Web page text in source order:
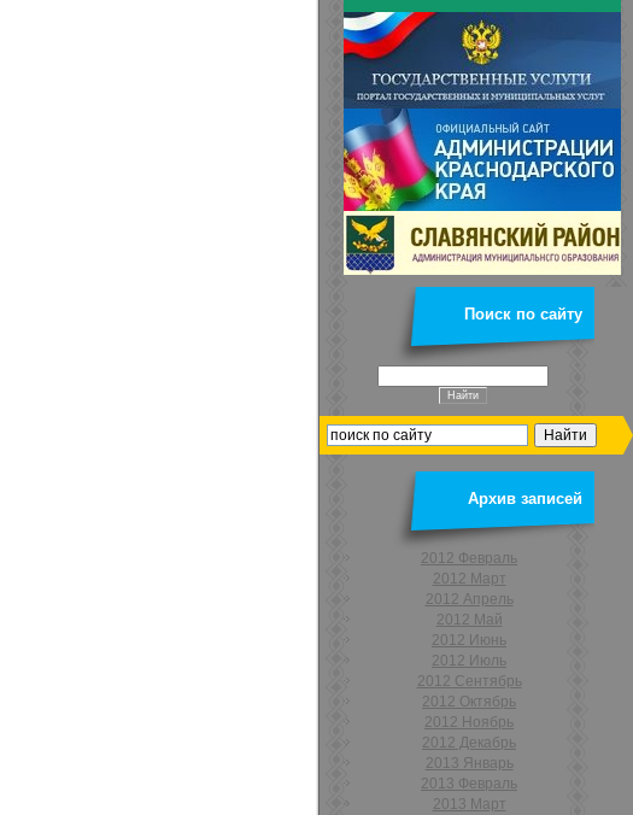
Поиск по сайту
Архив записей
2012 Февраль
2012 Март
2012 Апрель
2012 Май
2012 Июнь
2012 Июль
2012 Сентябрь
2012 Октябрь
2012 Ноябрь
2012 Декабрь
2013 Январь
2013 Февраль
2013 Март